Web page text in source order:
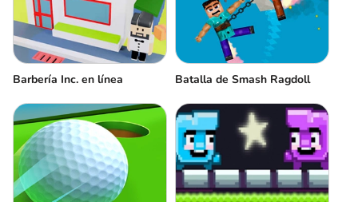
Barbería Inc. en línea Batalla de Smash Ragdoll